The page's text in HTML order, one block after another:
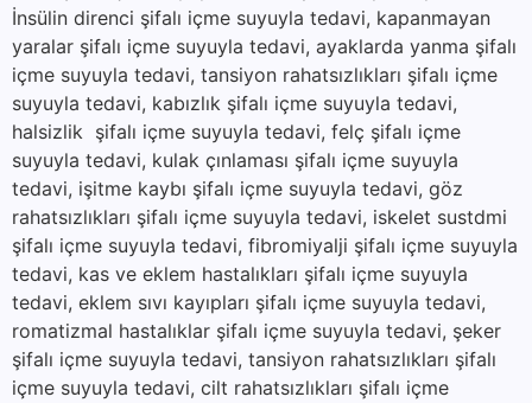
İnsülin direnci şifalı içme suyuyla tedavi, kapanmayan
yaralar şifalı içme suyuyla tedavi, ayaklarda yanma şifalı
içme suyuyla tedavi, tansiyon rahatsızlıkları şifalı içme
suyuyla tedavi, kabızlık şifalı içme suyuyla tedavi,
halsizlik şifalı içme suyuyla tedavi, felç şifalı içme
suyuyla tedavi, kulak çınlaması şifalı içme suyuyla
tedavi, işitme kaybı şifalı içme suyuyla tedavi, göz
rahatsızlıkları şifalı içme suyuyla tedavi, iskelet sustdmi
şifalı içme suyuyla tedavi, fibromiyalji şifalı içme suyuyla
tedavi, kas ve eklem hastalıkları şifalı içme suyuyla
tedavi, eklem sıvı kayıpları şifalı içme suyuyla tedavi,
romatizmal hastalıklar şifalı içme suyuyla tedavi, şeker
şifalı içme suyuyla tedavi, tansiyon rahatsızlıkları şifalı
içme suyuyla tedavi, cilt rahatsızlıkları şifalı içme